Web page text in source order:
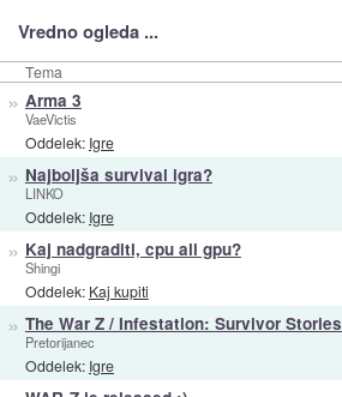
Vredno ogleda ...
Tema
» Arma 3
VaeVictis
Oddelek: Igre
» Najboljša survival igra?
LINKO
Oddelek: Igre
» Kaj nadgraditi, cpu ali gpu?
Shingi
Oddelek: Kaj kupiti
» The War Z / Infestation: Survivor Stories
Pretorijanec
Oddelek: Igre